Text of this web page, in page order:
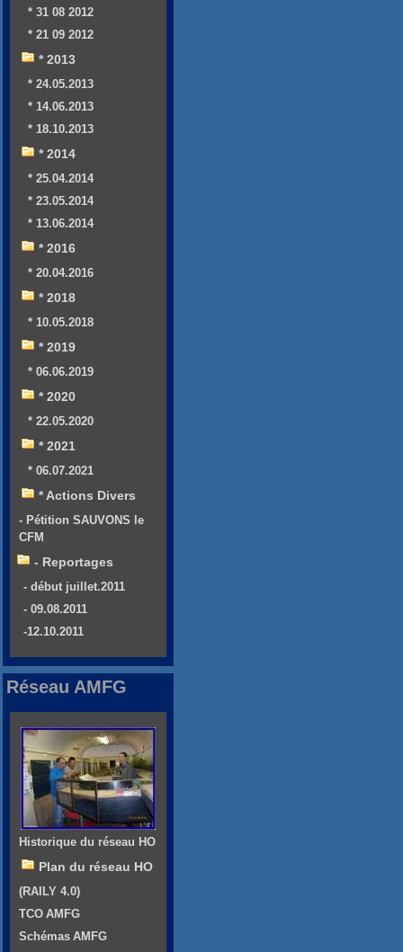
* 31 08 2012
* 21 09 2012
* 2013
* 24.05.2013
* 14.06.2013
* 18.10.2013
* 2014
* 25.04.2014
* 23.05.2014
* 13.06.2014
* 2016
* 20.04.2016
* 2018
* 10.05.2018
* 2019
* 06.06.2019
* 2020
* 22.05.2020
* 2021
* 06.07.2021
* Actions Divers
- Pétition SAUVONS le
CFM
- Reportages
- début juillet.2011
- 09.08.2011
-12.10.2011
Réseau AMFG
Historique du réseau HO
Plan du réseau HO
(RAILY 4.0)
TCO AMFG
Schémas AMFG